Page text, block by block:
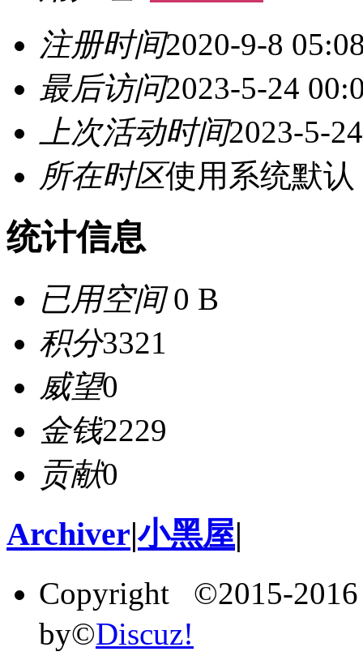
注册时间2020-9-8
最后访问2023-5-24
上次活动时间2023-5-
所在时区使用系统默认
统计信息
已用空间0 B
积分3321
威望0
金钱2229
贡献0
Archiver|小黑屋|
Copyright ©2015-
by©Discuz!